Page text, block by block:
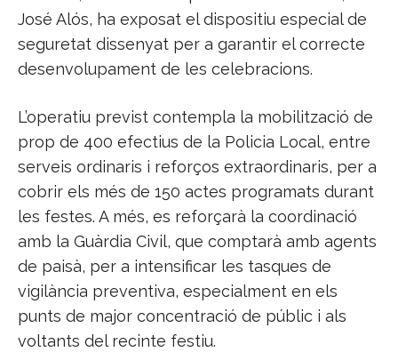
José Alós, ha exposat el dispositiu especial de
seguretat dissenyat per a garantir el correcte
desenvolupament de les celebracions.
L’operatiu previst contempla la mobilització de
prop de 400 efectius de la Policia Local, entre
serveis ordinaris i reforços extraordinaris, per a
cobrir els més de 150 actes programats durant
les festes. A més, es reforçarà la coordinació
amb la Guàrdia Civil, que comptarà amb agents
de paisà, per a intensificar les tasques de
vigilància preventiva, especialment en els
punts de major concentració de públic i als
voltants del recinte festiu.